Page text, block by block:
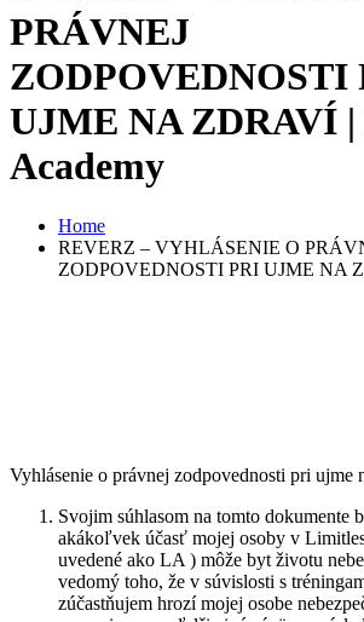
PRÁVNEJ
ZODPOVEDNOSTI
UJME NA ZDRAVÍ
Academy
Home
REVERZ – VYHLÁSENIE O
ZODPOVEDNOSTI PRI UJME NA
Vyhlásenie o právnej zodpovednosti pri ujme
Svojim súhlasom na tomto dokumente
akákoľvek účasť mojej osoby v
uvedené ako LA ) môže byt životu
vedomý toho, že v súvislosti s
zúčastňujem hrozí mojej osobe